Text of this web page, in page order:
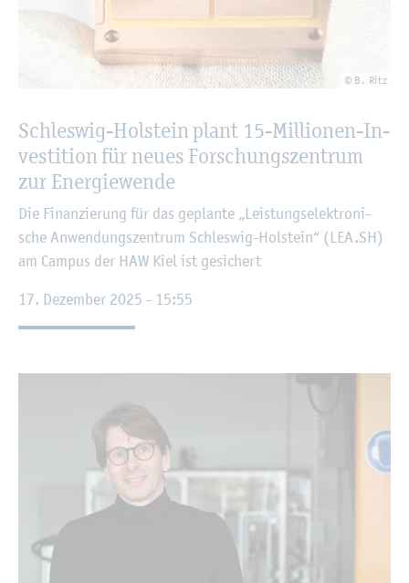
© B. Ritz
Schles­wig-Hol­stein plant 15-Mil­lio­nen-In­
ves­ti­ti­on für neues For­schungs­zen­trum
zur En­er­gie­wen­de
Die Fi­nan­zie­rung für das ge­plan­te „Leis­tungs­elek­tro­ni­
sche An­wen­dungs­zen­trum Schles­wig-Hol­stein“ (LEA.​SH)
am Cam­pus der HAW Kiel ist ge­si­chert
17. De­zem­ber 2025 - 15:55